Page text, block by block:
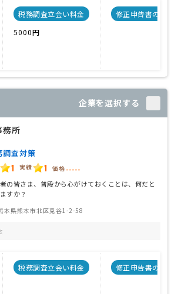
税務調査立会い料金
5000円
修正申告書の料金
企業を選択する
務所
調査対策
1 実績 1 価格 -----
の皆さま、普段から心がけておくことは、何だと
すか？
本県熊本市北区兎谷1-2-58
税務調査立会い料金 修正申告書の料金